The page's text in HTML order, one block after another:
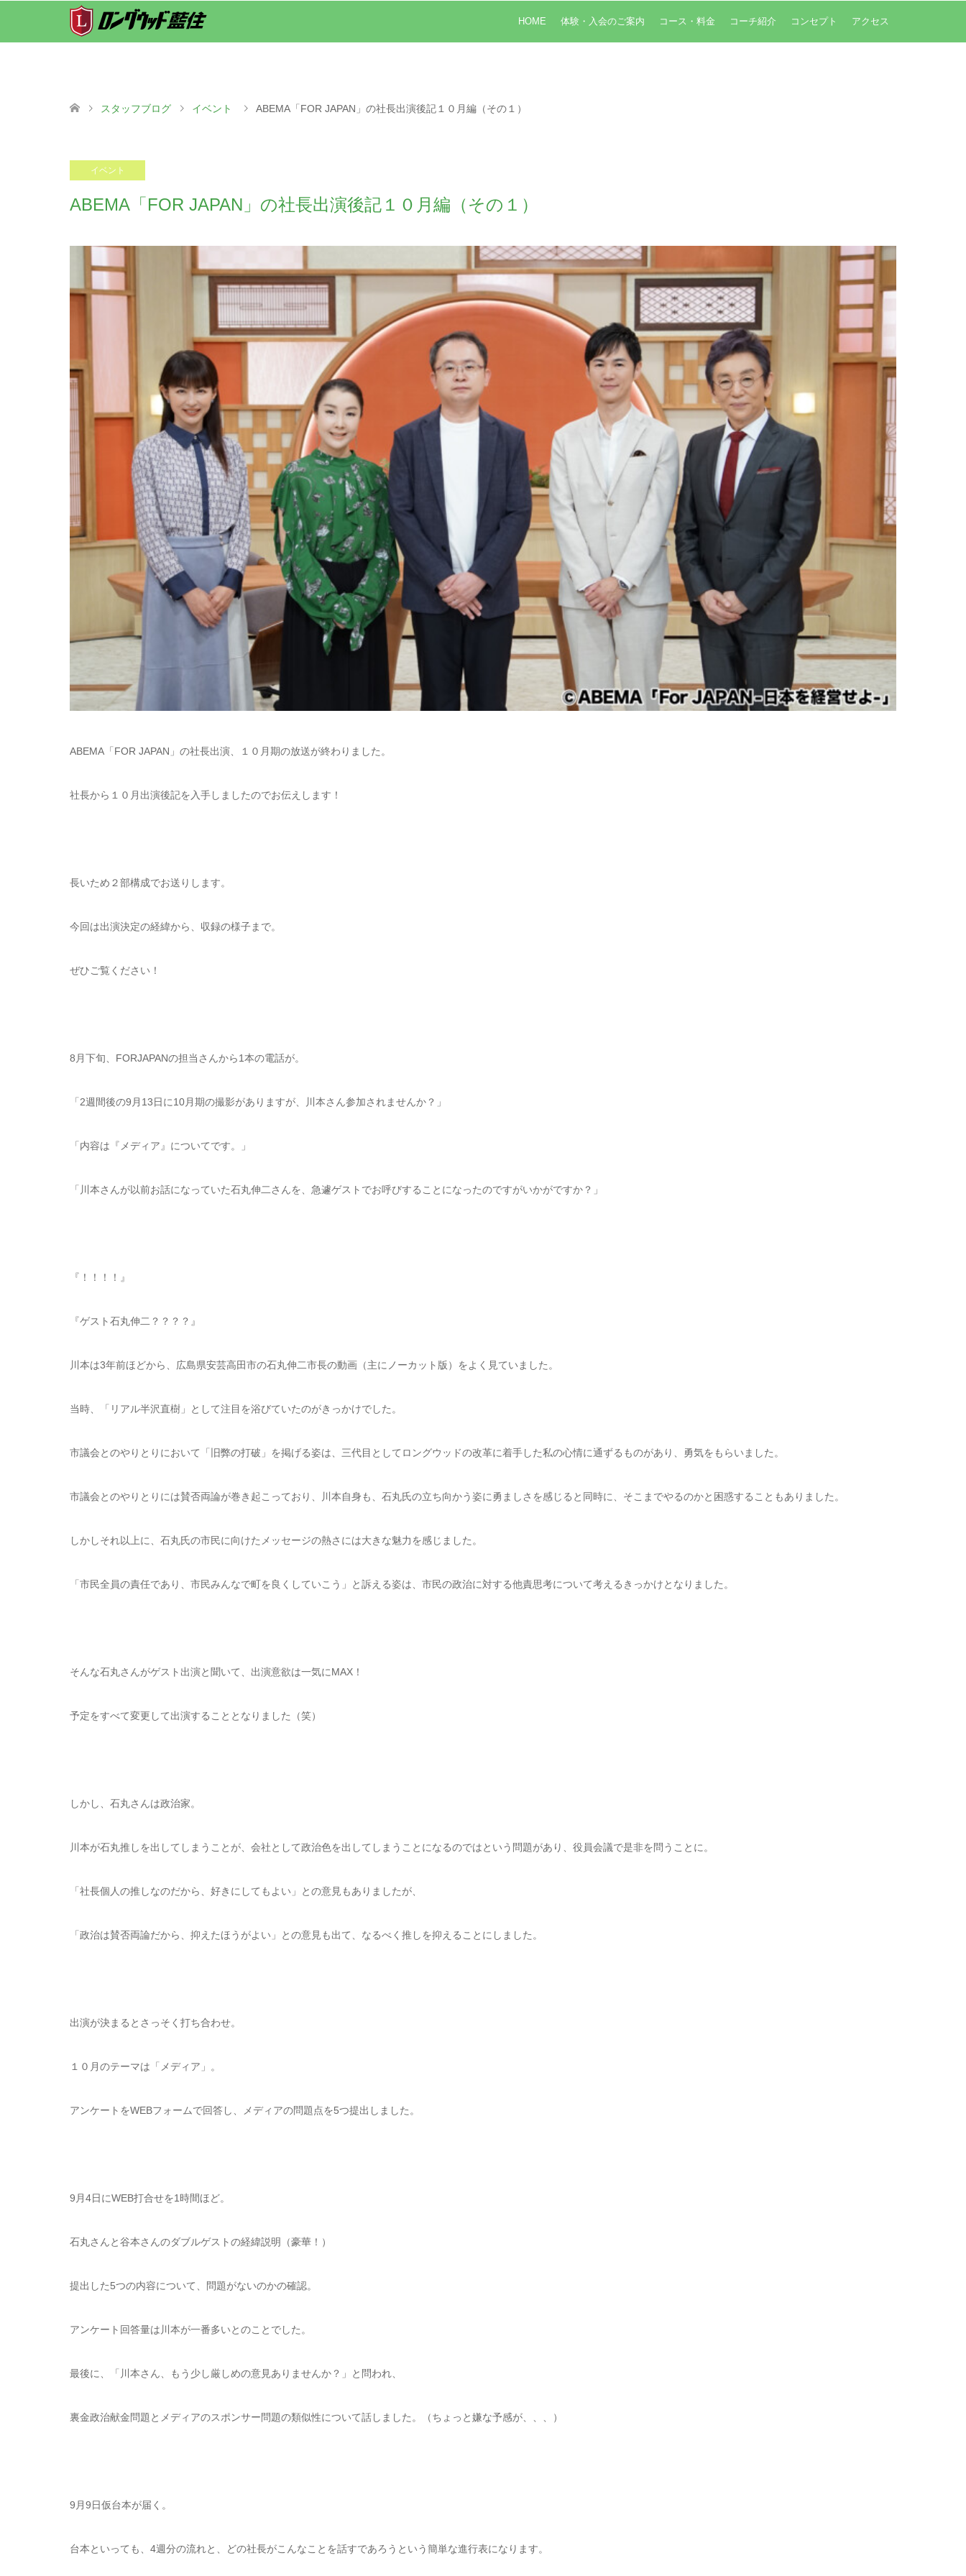
HOME 体験・入会のご案内 コース・料金 コーチ紹介 コンセプト アクセス
スタッフブログ イベント ABEMA「FOR JAPAN」の社長出演後記１０月編（その１）
イベント
ABEMA「FOR JAPAN」の社長出演後記１０月編（その１）
ABEMA「FOR JAPAN」の社長出演、１０月期の放送が終わりました。
社長から１０月出演後記を入手しましたのでお伝えします！
長いため２部構成でお送りします。
今回は出演決定の経緯から、収録の様子まで。
ぜひご覧ください！
8月下旬、FORJAPANの担当さんから1本の電話が。
「2週間後の9月13日に10月期の撮影がありますが、川本さん参加されませんか？」
「内容は『メディア』についてです。」
「川本さんが以前お話になっていた石丸伸二さんを、急遽ゲストでお呼びすることになったのですがいかがですか？」
『！！！！』
『ゲスト石丸伸二？？？？』
川本は3年前ほどから、広島県安芸高田市の石丸伸二市長の動画（主にノーカット版）をよく見ていました。
当時、「リアル半沢直樹」として注目を浴びていたのがきっかけでした。
市議会とのやりとりにおいて「旧弊の打破」を掲げる姿は、三代目としてロングウッドの改革に着手した私の心情に通ずるものがあり、勇気をもらいました。
市議会とのやりとりには賛否両論が巻き起こっており、川本自身も、石丸氏の立ち向かう姿に勇ましさを感じると同時に、そこまでやるのかと困惑することもありました。
しかしそれ以上に、石丸氏の市民に向けたメッセージの熱さには大きな魅力を感じました。
「市民全員の責任であり、市民みんなで町を良くしていこう」と訴える姿は、市民の政治に対する他責思考について考えるきっかけとなりました。
そんな石丸さんがゲスト出演と聞いて、出演意欲は一気にMAX！
予定をすべて変更して出演することとなりました（笑）
しかし、石丸さんは政治家。
川本が石丸推しを出してしまうことが、会社として政治色を出してしまうことになるのではという問題があり、役員会議で是非を問うことに。
「社長個人の推しなのだから、好きにしてもよい」との意見もありましたが、
「政治は賛否両論だから、抑えたほうがよい」との意見も出て、なるべく推しを抑えることにしました。
出演が決まるとさっそく打ち合わせ。
１０月のテーマは「メディア」。
アンケートをWEBフォームで回答し、メディアの問題点を5つ提出しました。
9月4日にWEB打合せを1時間ほど。
石丸さんと谷本さんのダブルゲストの経緯説明（豪華！）
提出した5つの内容について、問題がないのかの確認。
アンケート回答量は川本が一番多いとのことでした。
最後に、「川本さん、もう少し厳しめの意見ありませんか？」と問われ、
裏金政治献金問題とメディアのスポンサー問題の類似性について話しました。（ちょっと嫌な予感が、、、）
9月9日仮台本が届く。
台本といっても、4週分の流れと、どの社長がこんなことを話すであろうという簡単な進行表になります。